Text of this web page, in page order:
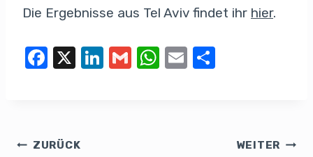
Die Ergebnisse aus Tel Aviv findet ihr hier.
F
b
X
Li
G
W
E
ZURÜCK WEITER